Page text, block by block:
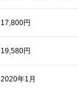
17,800円
19,580円
2020年1月